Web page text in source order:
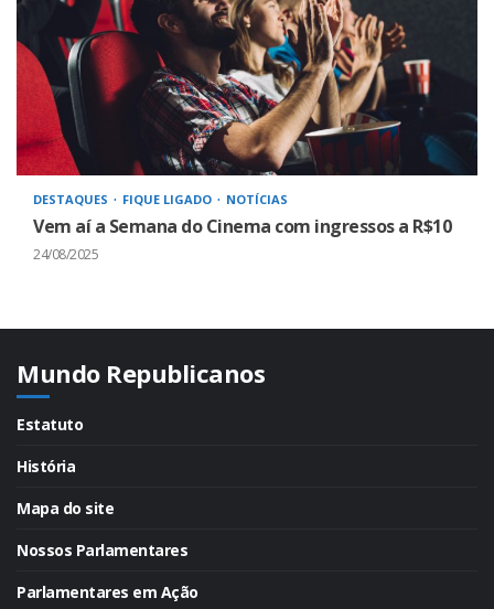
DESTAQUES FIQUE LIGADO NOTÍCIAS
Vem aí a Semana do Cinema com ingressos a R$10
24/08/2025
Mundo Republicanos
Estatuto
História
Mapa do site
Nossos Parlamentares
Parlamentares em Ação